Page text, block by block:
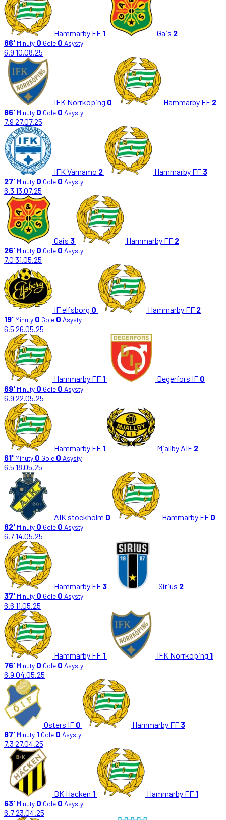
Hammarby FF 1 Gais 2
86' Minuty 0 Gole 0 Asysty
6.9 10.08.25
IFK Norrkoping 0 Hammarby FF 2
86' Minuty 0 Gole 0 Asysty
7.9 27.07.25
IFK Varnamo 2 Hammarby FF 3
27' Minuty 0 Gole 0 Asysty
6.3 13.07.25
Gais 3 Hammarby FF 2
26' Minuty 0 Gole 0 Asysty
7.0 31.05.25
IF elfsborg 0 Hammarby FF 2
19' Minuty 0 Gole 0 Asysty
6.5 26.05.25
Hammarby FF 1 Degerfors IF 0
69' Minuty 0 Gole 0 Asysty
6.9 22.05.25
Hammarby FF 1 Mjallby AIF 2
61' Minuty 0 Gole 0 Asysty
6.5 18.05.25
AIK stockholm 0 Hammarby FF 0
82' Minuty 0 Gole 0 Asysty
6.714.05.25
Hammarby FF 3 Sirius 2
37' Minuty 0 Gole 0 Asysty
6.6 11.05.25
Hammarby FF 1 IFK Norrkoping 1
76' Minuty 0 Gole 0 Asysty
6.9 04.05.25
Osters IF 0 Hammarby FF 3
87' Minuty 1 Gole 0 Asysty
7.3 27.04.25
BK Hacken 1 Hammarby FF 1
63' Minuty 0 Gole 0 Asysty
6.723.04.25